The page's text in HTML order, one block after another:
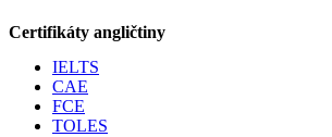
Certifikáty angličtiny
IELTS
CAE
FCE
TOLES